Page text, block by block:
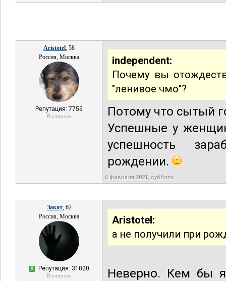
Aristotel, 58
Россия, Москва
Репутация: 7755
В отпуске
independent:
Почему вы
"ленивое чмо"?
Потому что сытый
Успешные у
успешность
рождении.
6 февраля 2021, суббота
Закат, 62
Россия, Москва
А Репутация: 31020
В отпуске
Aristotel:
а не получили при
Неверно. Кем бы